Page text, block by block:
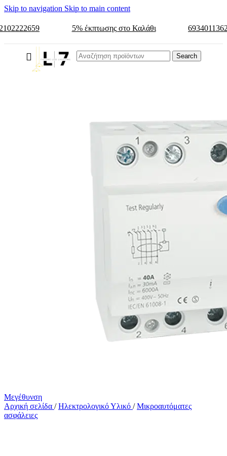
Skip to navigation Skip to main content
5% έκπτωσης στο Καλάθι
Search
Μεγέθυνση
Αρχική σελίδα / Ηλεκτρολογικό Υλικό / Μικροαυτόματες
ασφάλειες